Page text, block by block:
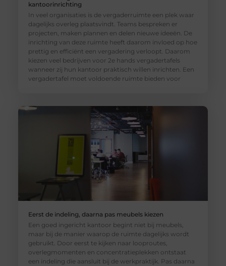
kantoorinrichting
In veel organisaties is de vergaderruimte een plek waar
dagelijks overleg plaatsvindt. Teams bespreken er
projecten, maken plannen en delen nieuwe ideeën. De
inrichting van deze ruimte heeft daarom invloed op hoe
prettig en efficiënt een vergadering verloopt. Daarom
kiezen veel bedrijven voor 2e hands vergadertafels
wanneer zij hun kantoor praktisch willen inrichten. Een
vergadertafel moet voldoende ruimte bieden voor
Eerst de indeling, daarna pas meubels kiezen
Een goed ingericht kantoor begint niet bij meubels,
maar bij de manier waarop de ruimte dagelijks wordt
gebruikt. Door eerst te kijken naar looproutes,
overlegmomenten en concentratieplekken ontstaat
een indeling die aansluit bij de werkpraktijk. Pas daarna